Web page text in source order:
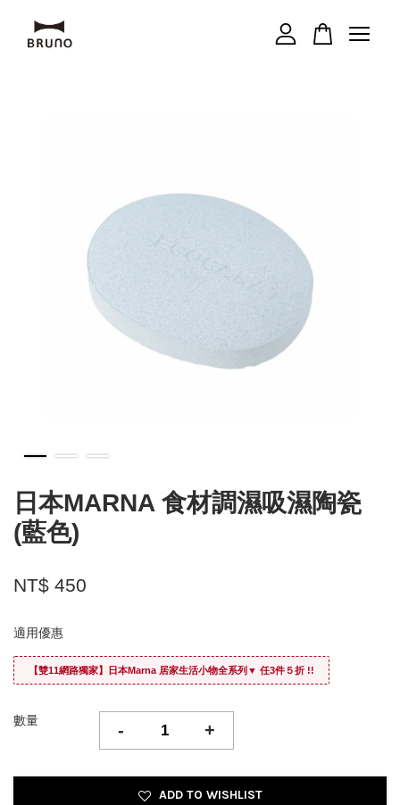
日本MARNA 食材調濕吸濕陶瓷
(藍色)
NT$ 450
適用優惠
【雙11網路獨家】日本Marna 居家生活小物全系列▼ 任3件５折 !!
數量 - +
ADD TO WISHLIST